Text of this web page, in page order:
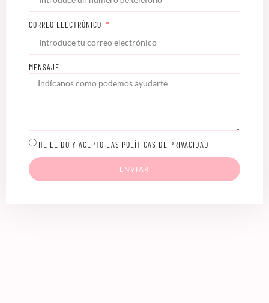
CORREO ELECTRÓNICO
MENSAJE
HE LEÍDO Y ACEPTO LAS POLÍTICAS DE PRIVACIDAD
ENVIAR